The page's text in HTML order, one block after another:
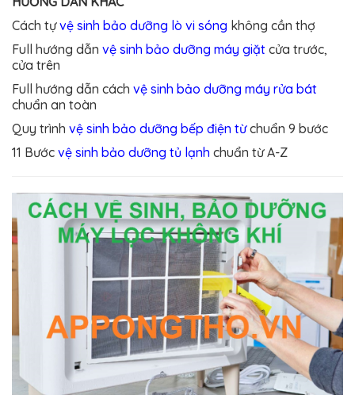
Cách tựvệ sinh bảo dưỡng lò vi sóng không cần thợ
Full hướng dẫn vệ sinh bảo dưỡng máy giặt cửa trước,
cửa trên
Full hướng dẫn cách vệ sinh bảo dưỡng máy rửa bát
chuẩn an toàn
Quy trình vệ sinh bảo dưỡng bếp điện từchuẩn 9 bước
11 Bước vệ sinh bảo dưỡng tủ lạnh chuẩn từ A-Z